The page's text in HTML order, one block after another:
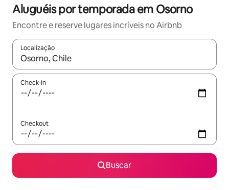
Aluguéis por temporada em Osorno
Encontre e reserve lugares incríveis no Airbnb
Localização
Quando os resultados estiverem disponíveis, explore-os
Check-in
Checkout
Buscar